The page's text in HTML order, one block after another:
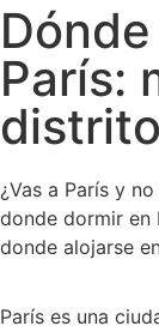
París:
¿Vas a París y
donde dormir en
donde alojarse
París es una